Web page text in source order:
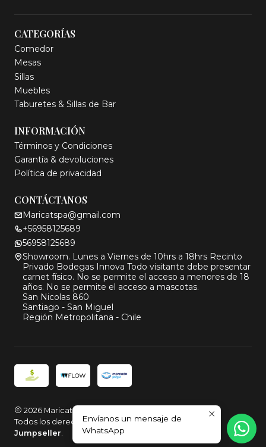
CATEGORÍAS
Comedor
Mesas
Sillas
Muebles
Taburetes & Sillas de Bar
INFORMACIÓN
Términos y Condiciones
Garantía & devoluciones
Política de privacidad
CONTÁCTANOS
Maricatspa@gmail.com
+56958125689
56958125689
Showroom. Lunes a Viernes de 10hrs a 18hrs Recinto
Privado Bodegas Innova Todo visitante debe presentar
carnet físico. No se permite el acceso a menores de 18
años. No se permite el acceso a mascotas.
San Nicolas 860
Santiago - San Miguel
Región Metropolitana - Chile
2026 Maricat.
Todos los derechos reservados. Desarrollado por
Jumpseller.
Envíanos un mensaje de
WhatsApp